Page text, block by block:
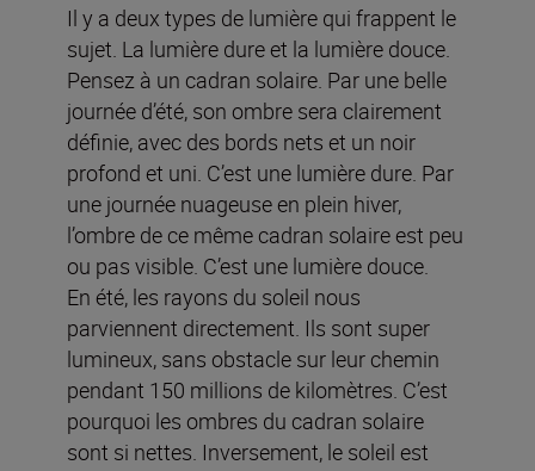
Il y a deux types de lumière qui frappent le
sujet. La lumière dure et la lumière douce.
Pensez à un cadran solaire. Par une belle
journée d’été, son ombre sera clairement
définie, avec des bords nets et un noir
profond et uni. C’est une lumière dure. Par
une journée nuageuse en plein hiver,
l’ombre de ce même cadran solaire est peu
ou pas visible. C’est une lumière douce.
En été, les rayons du soleil nous
parviennent directement. Ils sont super
lumineux, sans obstacle sur leur chemin
pendant 150 millions de kilomètres. C’est
pourquoi les ombres du cadran solaire
sont si nettes. Inversement, le soleil est